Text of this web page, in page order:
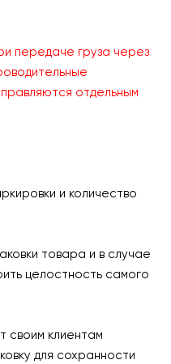
передаче груза через
отдельным
и количество
товара и в случае
целостность самого
своим клиентам
для сохранности